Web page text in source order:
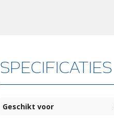
SPECIFICATIES
Geschikt voor